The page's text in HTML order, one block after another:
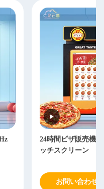
24時間ピザ販売機
ッチスクリーン
お問い合わせ